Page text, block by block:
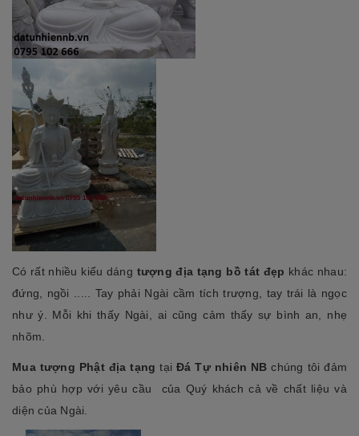
Có rất nhiều kiểu dáng tượng địa tạng bồ tát đẹp khác nhau:
đứng, ngồi ..... Tay phải Ngài cầm tích trượng, tay trái là ngọc
như ý. Mỗi khi thấy Ngài, ai cũng cảm thấy sự bình an, nhẹ
nhõm.
Mua tượng Phật địa tạng tạiĐá Tự nhiên NB chúng tôi đảm
bảo phù hợp với yêu cầu của Quý khách cả về chất liệu và
diện của Ngài.